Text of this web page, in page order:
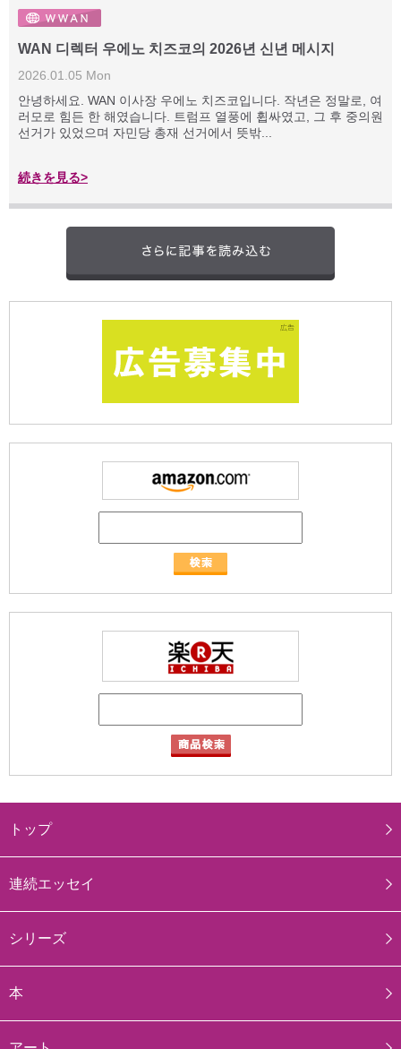
WAN 디렉터 우에노 치즈코의 2026년 신년 메시지
2026.01.05 Mon
안녕하세요. WAN 이사장 우에노 치즈코입니다. 작년은 정말로, 여
러모로 힘든 한 해였습니다. 트럼프 열풍에 휩싸였고, 그 후 중의원
선거가 있었으며 자민당 총재 선거에서 뜻밖...
続きを見る>
トップ
連続エッセイ
シリーズ
本